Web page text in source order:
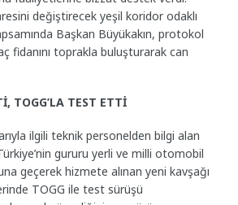
değiştirecek yeşil koridor odaklı
Başkan Büyükakın, protokol
fidanını toprakla buluşturarak can
TOGG’LA TEST ETTİ
ilgili teknik personelden bilgi alan
gururu yerli ve milli otomobil
geçerek hizmete alınan yeni kavşağı
TOGG ile test sürüşü